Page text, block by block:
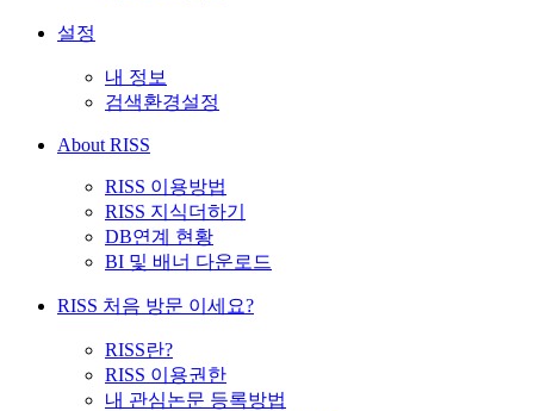
설정
내 정보
검색환경설정
About RISS
RISS 이용방법
RISS 지식더하기
DB연계 현황
BI 및 배너 다운로드
RISS 처음 방문 이세요?
RISS란?
RISS 이용권한
내 관심논문 등록방법